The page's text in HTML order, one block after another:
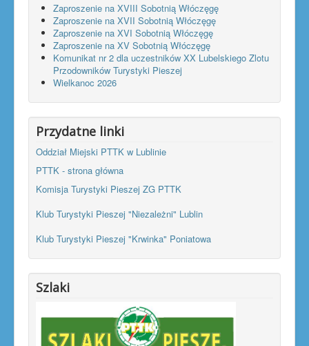
Zaproszenie na XVIII Sobotnią Włóczęgę
Zaproszenie na XVII Sobotnią Włóczęgę
Zaproszenie na XVI Sobotnią Włóczęgę
Zaproszenie na XV Sobotnią Włóczęgę
Komunikat nr 2 dla uczestników XX Lubelskiego Zlotu
Przodowników Turystyki Pieszej
Wielkanoc 2026
Przydatne linki
Oddział Miejski PTTK w Lublinie
PTTK - strona główna
Komisja Turystyki Pieszej ZG PTTK
Klub Turystyki Pieszej "Niezależni" Lublin
Klub Turystyki Pieszej "Krwinka" Poniatowa
Szlaki